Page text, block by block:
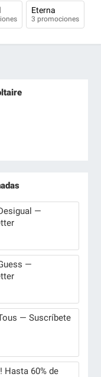
Eterna
3 promociones
—
—
— Suscríbete
Hasta 60% de